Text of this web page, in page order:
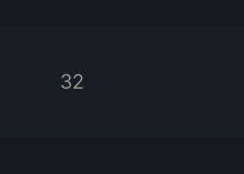
32